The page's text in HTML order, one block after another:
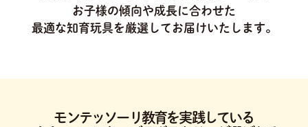
お子様の傾向や成長に合わせた
最適な知育玩具を厳選してお届けいたします。
モンテッソーリ教育を実践している